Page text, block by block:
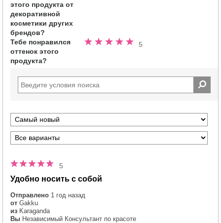
этого продукта от
декоративной
косметики других
брендов?
Тебе понравился
оттенок этого
продукта?
5
Номинальный
5
звезд
5
Удобно носить с собой
Отправлено 1 год назад
от Gakku
из Karaganda
Вы Независимый Консультант по красоте